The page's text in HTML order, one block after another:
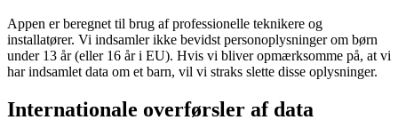
Appen er beregnet til brug af professionelle teknikere og
installatører. Vi indsamler ikke bevidst personoplysninger om børn
under 13 år (eller 16 år i EU). Hvis vi bliver opmærksomme på, at vi
har indsamlet data om et barn, vil vi straks slette disse oplysninger.
Internationale overførsler af data